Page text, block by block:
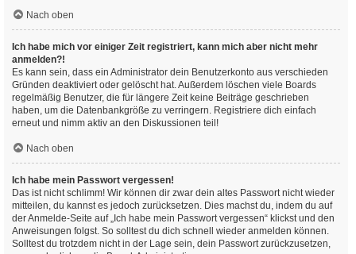
Nach oben
Ich habe mich vor einiger Zeit registriert, kann mich aber nicht mehr
anmelden?!
Es kann sein, dass ein Administrator dein Benutzerkonto aus verschieden
Gründen deaktiviert oder gelöscht hat. Außerdem löschen viele Boards
regelmäßig Benutzer, die für längere Zeit keine Beiträge geschrieben
haben, um die Datenbankgröße zu verringern. Registriere dich einfach
erneut und nimm aktiv an den Diskussionen teil!
Nach oben
Ich habe mein Passwort vergessen!
Das ist nicht schlimm! Wir können dir zwar dein altes Passwort nicht wieder
mitteilen, du kannst es jedoch zurücksetzen. Dies machst du, indem du auf
der Anmelde-Seite auf „Ich habe mein Passwort vergessen“ klickst und den
Anweisungen folgst. So solltest du dich schnell wieder anmelden können.
Solltest du trotzdem nicht in der Lage sein, dein Passwort zurückzusetzen,